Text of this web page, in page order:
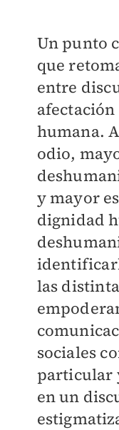
Un punto
que
entre
humana.
odio,
y mayor
dignidad
las
sociales
particular
en un